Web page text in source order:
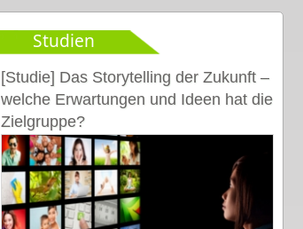
Studien
[Studie] Das Storytelling der Zukunft –
welche Erwartungen und Ideen hat die
Zielgruppe?